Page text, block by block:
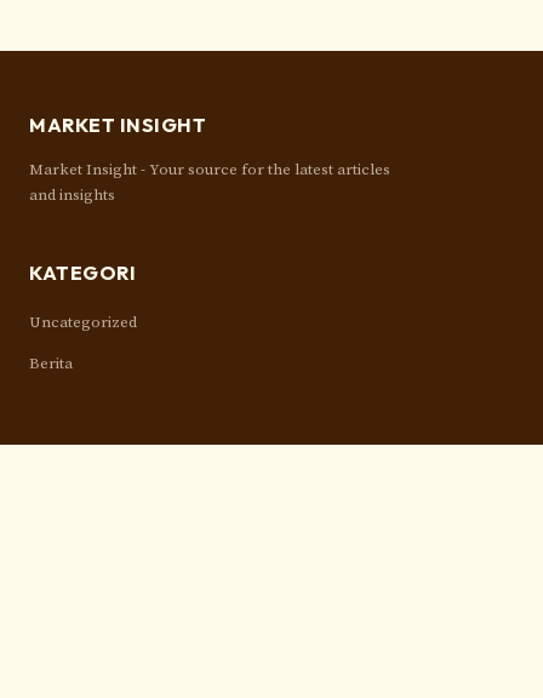
MARKET INSIGHT
Market Insight - Your source for the latest articles
and insights
KATEGORI
Uncategorized
Berita
TAUTAN